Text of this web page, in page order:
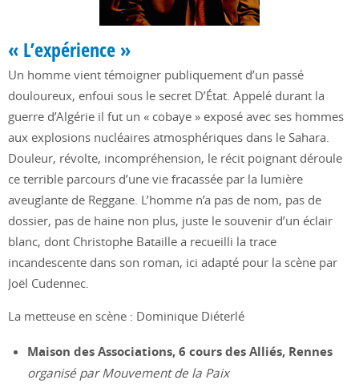
« L’expérience »
Un homme vient témoigner publiquement d’un passé
douloureux, enfoui sous le secret D’État. Appelé durant la
guerre d’Algérie il fut un « cobaye » exposé avec ses hommes
aux explosions nucléaires atmosphériques dans le Sahara.
Douleur, révolte, incompréhension, le récit poignant déroule
ce terrible parcours d’une vie fracassée par la lumière
aveuglante de Reggane. L’homme n’a pas de nom, pas de
dossier, pas de haine non plus, juste le souvenir d’un éclair
blanc, dont Christophe Bataille a recueilli la trace
incandescente dans son roman, ici adapté pour la scène par
Joël Cudennec.
La metteuse en scène : Dominique Diéterlé
Maison des Associations, 6 cours des Alliés, Rennes
organisé par Mouvement de la Paix